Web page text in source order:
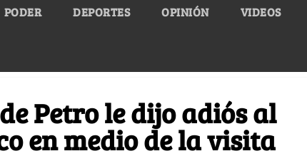
PODER DEPORTES OPINIÓN VIDEOS
Petro le dijo adiós al
en medio de la visita